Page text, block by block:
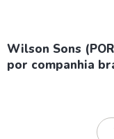
Wilson Sons
por companhia